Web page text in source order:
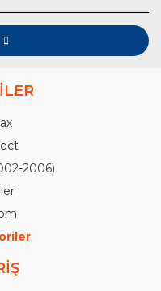
2006)